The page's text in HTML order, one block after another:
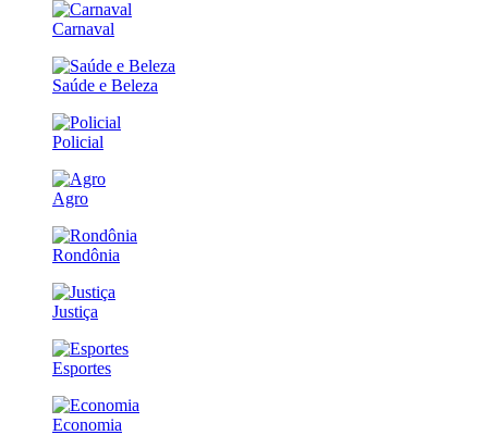
Carnaval
Saúde e Beleza
Policial
Agro
Rondônia
Justiça
Esportes
Economia